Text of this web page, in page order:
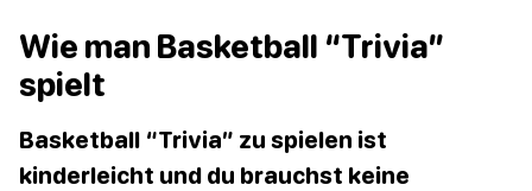
Wie man Basketball “Trivia”
spielt
Basketball “Trivia” zu spielen ist
kinderleicht und du brauchst keine